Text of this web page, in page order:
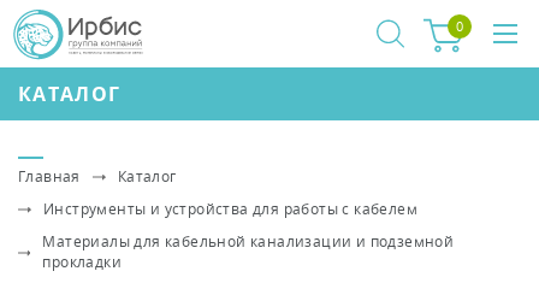
КАТАЛОГ
0
Главная
Каталог
Инструменты и устройства для работы с кабелем
Материалы для кабельной канализации и подземной
прокладки